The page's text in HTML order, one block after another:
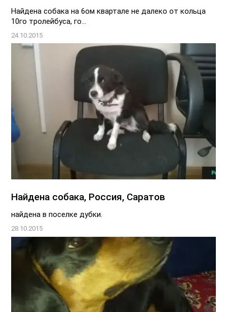
Найдена собака на 6ом квартале не далеко от кольца
10го тролейбуса, го...
24.10.2015
Найдена собака, Россия, Саратов
найдена в поселке дубки.
28.10.2015